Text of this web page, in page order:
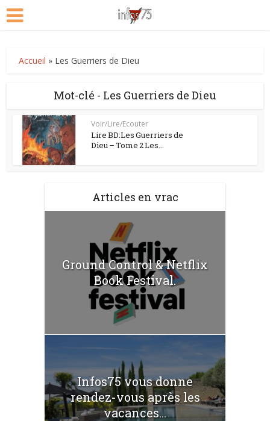
Accueil » Les Guerriers de Dieu
Mot-clé - Les Guerriers de Dieu
Voir/Lire/Ecouter
Lire BD:Les Guerriers de
Dieu – Tome 2 Les...
Articles en vrac
Ground Control & Netflix
Book Festival.
Infos75 vous donne
rendez-vous après les
vacances...